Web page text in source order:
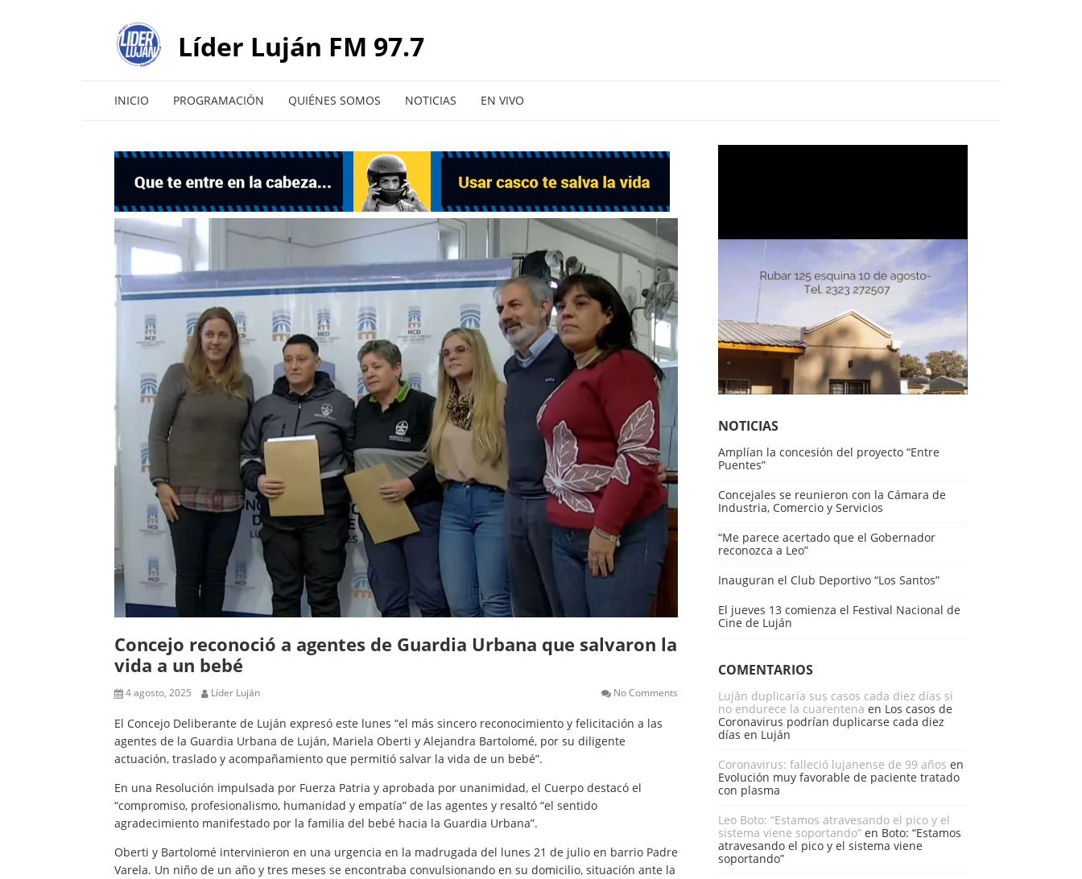
Líder Luján FM 97.7
INICIO PROGRAMACIÓN QUIÉNES SOMOS NOTICIAS EN VIVO
Concejo reconoció a agentes de Guardia Urbana que salvaron la
vida a un bebé
4 agosto, 2025 Líder Luján No Comments
El Concejo Deliberante de Luján expresó este lunes “el más sincero reconocimiento y felicitación a las
agentes de la Guardia Urbana de Luján, Mariela Oberti y Alejandra Bartolomé, por su diligente
actuación, traslado y acompañamiento que permitió salvar la vida de un bebé”.
En una Resolución impulsada por Fuerza Patria y aprobada por unanimidad, el Cuerpo destacó el
“compromiso, profesionalismo, humanidad y empatía” de las agentes y resaltó “el sentido
agradecimiento manifestado por la familia del bebé hacia la Guardia Urbana”.
Oberti y Bartolomé intervinieron en una urgencia en la madrugada del lunes 21 de julio en barrio Padre
Varela. Un niño de un año y tres meses se encontraba convulsionando en su domicilio, situación ante la
NOTICIAS
Amplían la concesión del proyecto “Entre
Puentes”
Concejales se reunieron con la Cámara de
Industria, Comercio y Servicios
“Me parece acertado que el Gobernador
reconozca a Leo”
Inauguran el Club Deportivo “Los Santos”
El jueves 13 comienza el Festival Nacional de
Cine de Luján
COMENTARIOS
Luján duplicaría sus casos cada diez días si
no endurece la cuarentena en Los casos de
Coronavirus podrían duplicarse cada diez
días en Luján
Coronavirus: falleció lujanense de 99 años en
Evolución muy favorable de paciente tratado
con plasma
Leo Boto: “Estamos atravesando el pico y el
sistema viene soportando” en Boto: “Estamos
atravesando el pico y el sistema viene
soportando”